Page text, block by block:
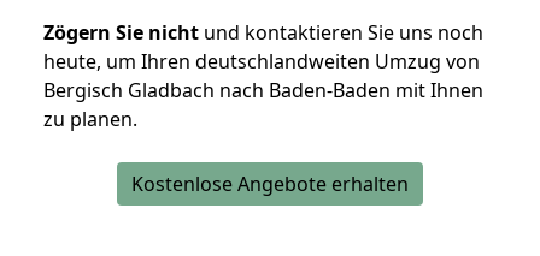
Zögern Sie nicht und kontaktieren Sie uns noch
heute, um Ihren deutschlandweiten Umzug von
Bergisch Gladbach nach Baden-Baden mit Ihnen
zu planen.
Kostenlose Angebote erhalten